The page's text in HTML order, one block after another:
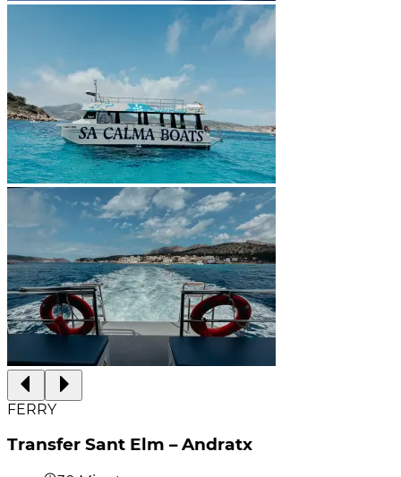
FERRY
Transfer Sant Elm – Andratx